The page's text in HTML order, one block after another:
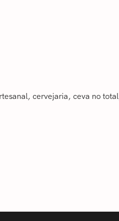
‎cervejaria ceva no total